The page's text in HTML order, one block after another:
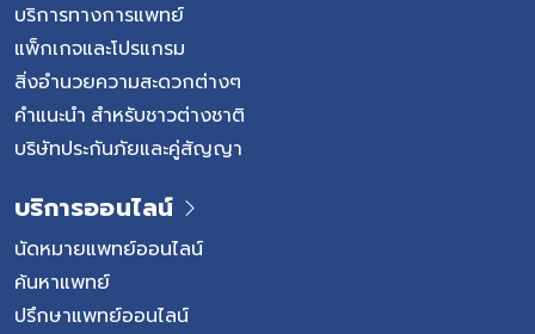
บริการทางการแพทย์
แพ็กเกจและโปรแกรม
สิ่งอำนวยความสะดวกต่างๆ
คำแนะนำ สำหรับชาวต่างชาติ
บริษัทประกันภัยและคู่สัญญา
บริการออนไลน์
นัดหมายแพทย์ออนไลน์
ค้นหาแพทย์
ปรึกษาแพทย์ออนไลน์